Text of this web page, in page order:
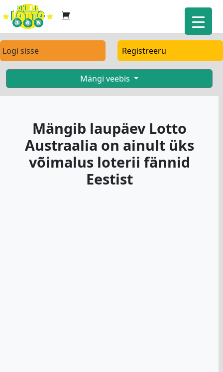
Logi sisse Registreeru
Mängi veebis
Mängib laupäev Lotto
Austraalia on ainult üks
võimalus loterii fännid
Eestist